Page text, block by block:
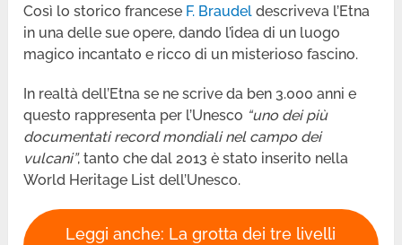
Così lo storico francese F. Braudeldescriveva l’Etna
in una delle sue opere, dando l’idea di un luogo
magico incantato e ricco di un misterioso fascino.
In realtà dell’Etna se ne scrive da ben 3.000 anni e
questo rappresenta per l’Unesco “uno dei più
documentati record mondiali nel campo dei
vulcani”, tanto che dal 2013 è stato inserito nella
World Heritage List dell’Unesco.
Leggi anche: La grotta dei tre livelli